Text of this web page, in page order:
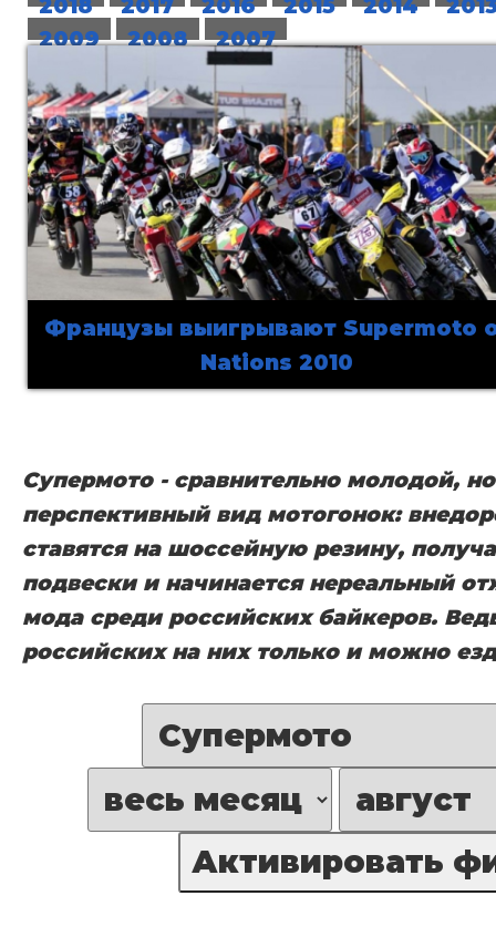
2018
2017 2016 2015 2014
2009
2008 2007
Французы выигрывают Supermoto
Nations 2010
Супермото - сравнительно молодой,
перспективный вид мотогонок:
ставятся на шоссейную резину,
подвески и начинается нереальный
мода среди российских байкеров.
российских на них только и можно